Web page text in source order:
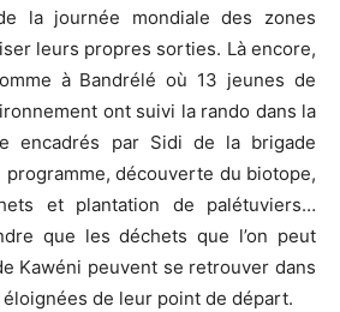
la journée mondiale des zones
leurs propres sorties. Là encore,
à Bandrélé où 13 jeunes de
ont suivi la rando dans la
encadrés par Sidi de la brigade
programme, découverte du biotope,
et plantation de palétuviers…
que les déchets que l’on peut
Kawéni peuvent se retrouver dans
de leur point de départ.